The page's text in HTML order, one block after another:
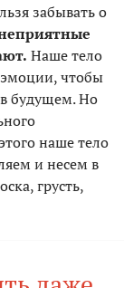
забывать о
Наше тело
эмоции, чтобы
будущем. Но
наше тело
и несем в
грусть,